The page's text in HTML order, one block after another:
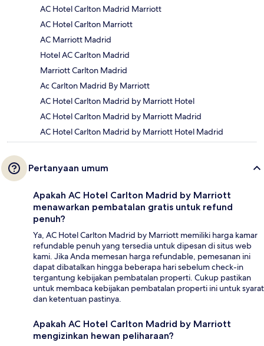
AC Hotel Carlton Madrid Marriott
AC Hotel Carlton Marriott
AC Marriott Madrid
Hotel AC Carlton Madrid
Marriott Carlton Madrid
Ac Carlton Madrid By Marriott
AC Hotel Carlton Madrid by Marriott Hotel
AC Hotel Carlton Madrid by Marriott Madrid
AC Hotel Carlton Madrid by Marriott Hotel Madrid
Pertanyaan umum
Apakah AC Hotel Carlton Madrid by Marriott
menawarkan pembatalan gratis untuk refund
penuh?
Ya, AC Hotel Carlton Madrid by Marriott memiliki harga kamar
refundable penuh yang tersedia untuk dipesan di situs web
kami. Jika Anda memesan harga refundable, pemesanan ini
dapat dibatalkan hingga beberapa hari sebelum check-in
tergantung kebijakan pembatalan properti. Cukup pastikan
untuk membaca kebijakan pembatalan properti ini untuk syarat
dan ketentuan pastinya.
Apakah AC Hotel Carlton Madrid by Marriott
mengizinkan hewan peliharaan?